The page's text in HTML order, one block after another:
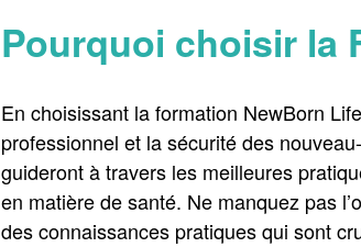
Pourquoi choisir la
En choisissant la formation NewBorn
professionnel et la sécurité des
guideront à travers les meilleures
en matière de santé. Ne manquez pas
des connaissances pratiques qui sont